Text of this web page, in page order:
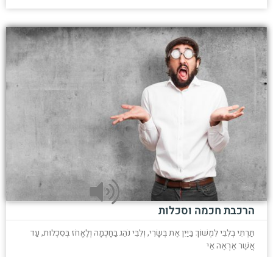
הרכבת חכמה וסכלות
תַּרְתִּי בְלִבִּי לִמְשׁוֹךְ בַּיַּיִן אֶת בְּשָׂרִי, וְלִבִּי נֹהֵג בַּחָכְמָה וְלֶאֱחֹז בְּסִכְלוּת, עַד
אֲשֶׁר אֶרְאֶה אֵי